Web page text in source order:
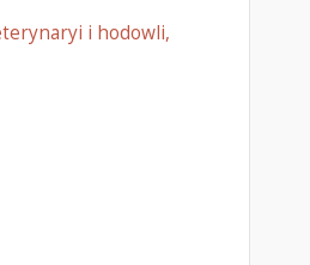
i hodowli,